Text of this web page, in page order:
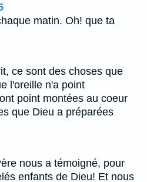
matin. Oh! que ta
ce sont des choses que
l'oreille n'a point
point montées au coeur
que Dieu a préparées
nous a témoigné, pour
enfants de Dieu! Et nous